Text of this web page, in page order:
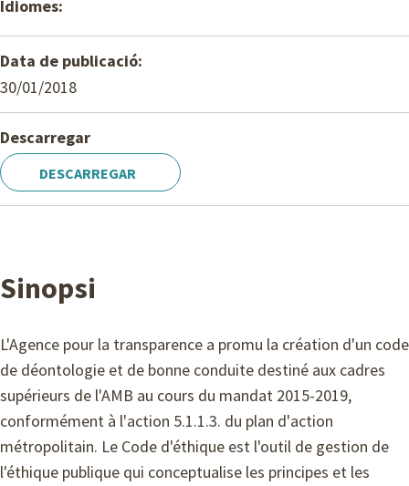
Idiomes:
Data de publicació:
30/01/2018
Descarregar
DESCARREGAR
Sinopsi
L'Agence pour la transparence a promu la création d'un code
de déontologie et de bonne conduite destiné aux cadres
supérieurs de l'AMB au cours du mandat 2015-2019,
conformément à l'action 5.1.1.3. du plan d'action
métropolitain. Le Code d'éthique est l'outil de gestion de
l'éthique publique qui conceptualise les principes et les